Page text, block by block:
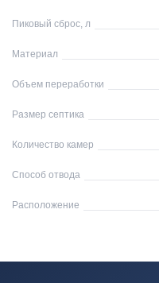
Пиковый сброс, л
Материал
Объем переработки
Размер септика
Количество камер
Способ отвода
Расположение